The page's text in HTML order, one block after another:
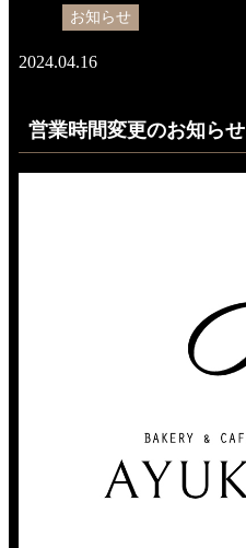
お知らせ
2024.04.16
営業時間変更のお知らせ